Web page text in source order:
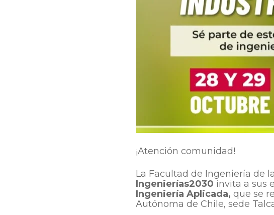
¡Atención comunidad!
La Facultad de Ingeniería de la
Ingenierías2030 invita a sus
Ingeniería Aplicada, que se
Autónoma de Chile, sede